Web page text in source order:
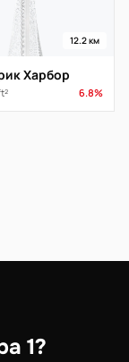
12.2 км
Харбор
6.8%
1?